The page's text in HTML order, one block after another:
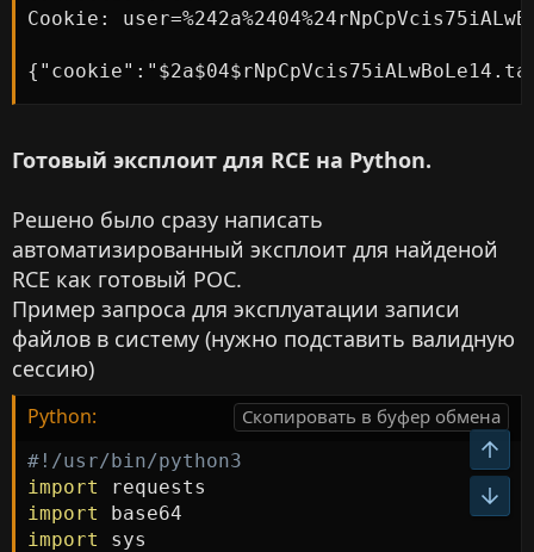
Cookie:
Готовый эксплоит для RCE на Python.
Решено было сразу написать
автоматизированный эксплоит для найденой
RCE как готовый POC.
Пример запроса для эксплуатации записи
файлов в систему (нужно подставить валидную
сессию)
Python: Скопировать в буфер обмена
#!/usr/bin/python3
import
import
import